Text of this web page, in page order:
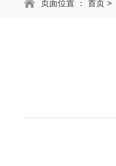
页面位置 ： 首页 >